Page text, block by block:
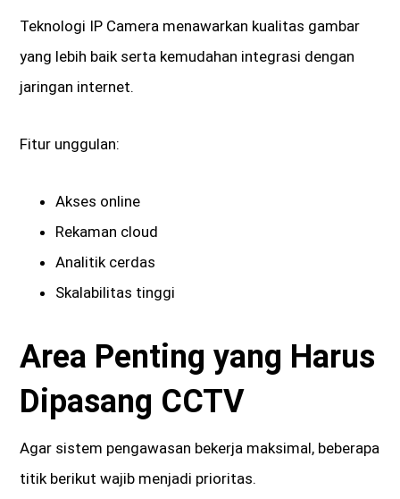
Teknologi IP Camera menawarkan kualitas gambar
yang lebih baik serta kemudahan integrasi dengan
jaringan internet.
Fitur unggulan:
Akses online
Rekaman cloud
Analitik cerdas
Skalabilitas tinggi
Area Penting yang Harus
Dipasang CCTV
Agar sistem pengawasan bekerja maksimal, beberapa
titik berikut wajib menjadi prioritas.